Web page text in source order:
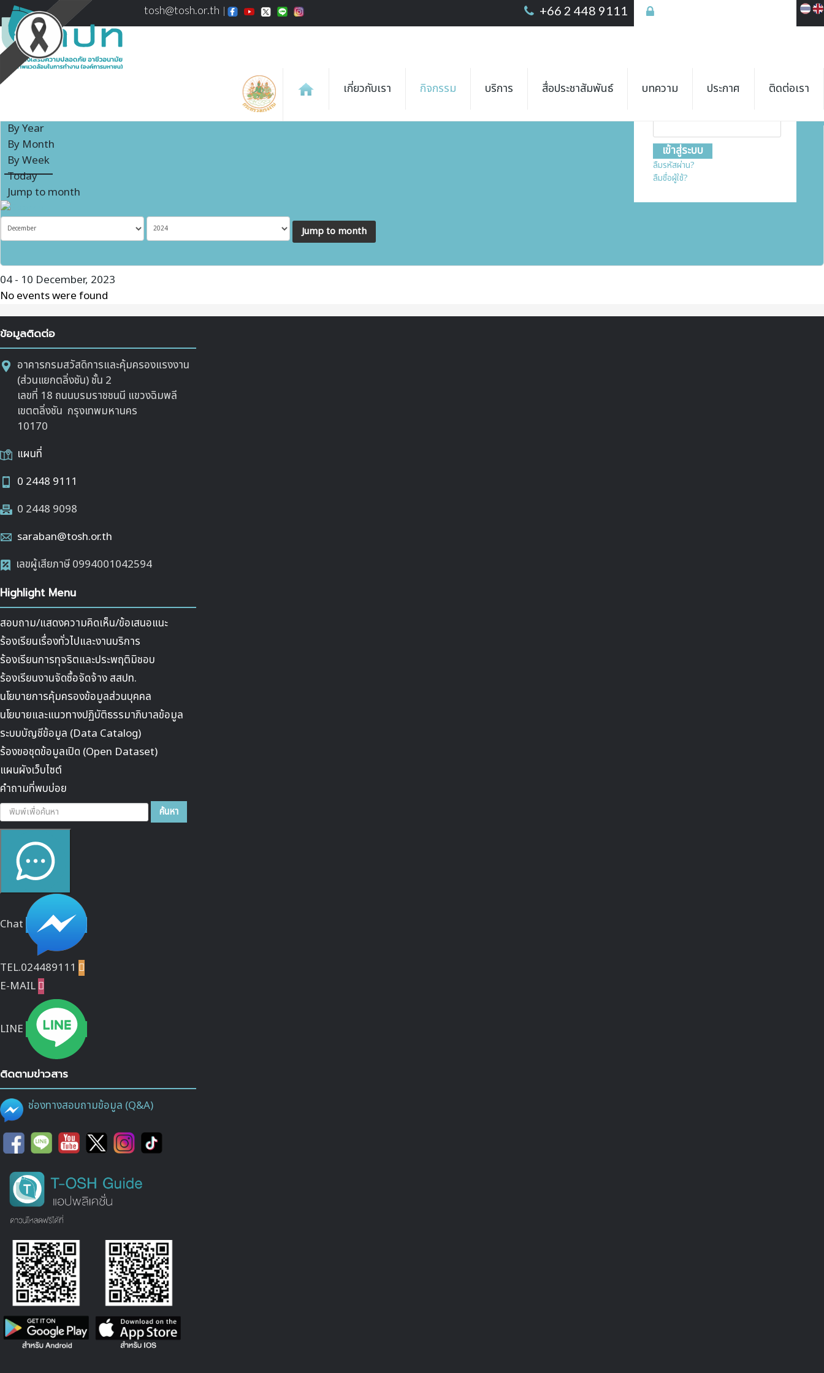
tosh@tosh.or.th +66 2 448 9111 เข้าสู่ระบบ
ลืมรหัสผ่าน?
ลืมชื่อผู้ใช้?
เกี่ยวกับเรา กิจกรรม บริการ สื่อประชาสัมพันธ์ บทความ ประกาศ ติดต่อเรา
Events Calendar
By Year
By Month
By Week
Today
Jump to month
Jump to month
04 - 10 December, 2023
No events were found
ข้อมูลติดต่อ
อาคารกรมสวัสดิการและคุ้มครองแรงงาน
(ส่วนแยกตลิ่งชัน) ชั้น 2
เลขที่ 18 ถนนบรมราชชนนี แขวงฉิมพลี
เขตตลิ่งชัน กรุงเทพมหานคร
10170
แผนที่
0 2448 9111
0 2448 9098
saraban@tosh.or.th
เลขผู้เสียภาษี 0994001042594
Highlight Menu
สอบถาม/แสดงความคิดเห็น/ข้อเสนอแนะ
ร้องเรียนเรื่องทั่วไปและงานบริการ
ร้องเรียนการทุจริตและประพฤติมิชอบ
ร้องเรียนงานจัดซื้อจัดจ้าง สสปท.
นโยบายการคุ้มครองข้อมูลส่วนบุคคล
นโยบายและแนวทางปฏิบัติธรรมาภิบาลข้อมูล
ระบบบัญชีข้อมูล (Data Catalog)
ร้องขอชุดข้อมูลเปิด (Open Dataset)
แผนผังเว็บไซต์
คำถามที่พบบ่อย
ค้นหา... ค้นหา
Chat
TEL.024489111 
E-MAIL
LINE
ติดตามข่าวสาร
ช่องทางสอบถามข้อมูล (Q&A)